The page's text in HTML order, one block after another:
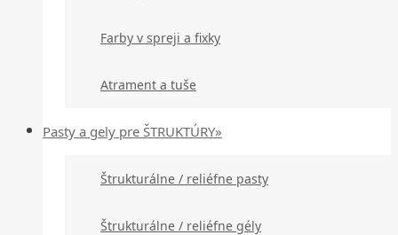
Farby v spreji a fixky
Atrament a tuše
Pasty a gely pre ŠTRUKTÚRY»
Štrukturálne / reliéfne pasty
Štrukturálne / reliéfne gély